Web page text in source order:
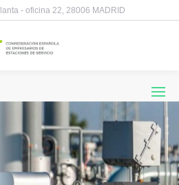
- oficina 22, 28006 MADRID